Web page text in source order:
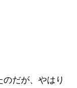
だが、やはり